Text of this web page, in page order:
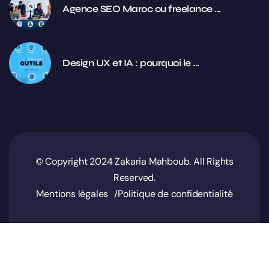
Agence SEO Maroc ou freelance ...
Design UX et IA : pourquoi le ...
© Copyright 2024 Zakaria Mahboub. All Rights
Reserved.
Mentions légales
Politique de confidentialité